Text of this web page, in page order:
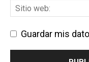
Guardar mis